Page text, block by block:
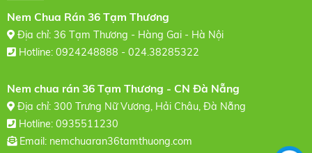
Nem Chua Rán 36 Tạm Thương
Địa chỉ: 36 Tạm Thương - Hàng Gai - Hà Nội
Hotline: 0924248888 - 024.38285322
Nem chua rán 36 Tạm Thương - CN Đà Nẵng
Địa chỉ: 300 Trưng Nữ Vương, Hải Châu, Đà Nẵng
Hotline: 0935511230
Email: nemchuaran36tamthuong.com